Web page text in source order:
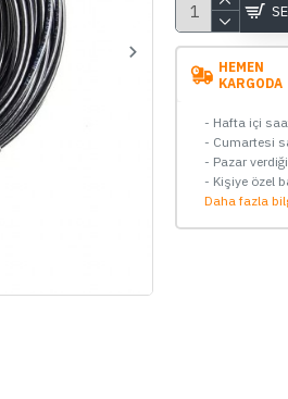
HEMEN
KARGODA
- Hafta içi
- Cumartesi
- Pazar
- Kişiye özel
Daha fazla